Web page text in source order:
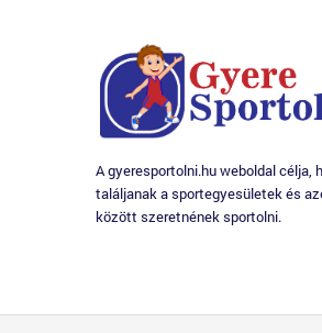
A gyeresportolni.hu weboldal célja,
találjanak a sportegyesületek és
között szeretnének sportolni.